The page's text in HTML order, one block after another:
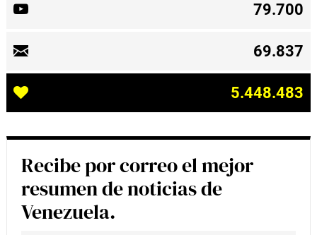
79.700
69.837
5.448.483
Recibe por correo el mejor
resumen de noticias de
Venezuela.